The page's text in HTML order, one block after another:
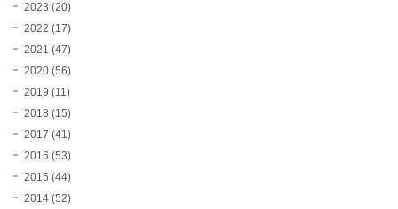
2023 (20)
2022 (17)
2021 (47)
2020 (56)
2019 (11)
2018 (15)
2017 (41)
2016 (53)
2015 (44)
2014 (52)